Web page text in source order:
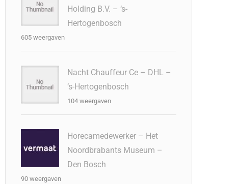
Holding B.V. – ‘s-
Hertogenbosch
605 weergaven
Nacht Chauffeur Ce – DHL –
‘s-Hertogenbosch
104 weergaven
Horecamedewerker – Het
Noordbrabants Museum –
Den Bosch
90 weergaven